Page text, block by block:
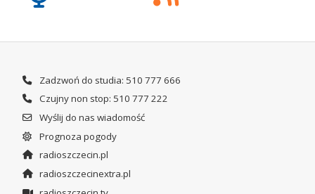
Zadzwoń do studia: 510 777 666
Czujny non stop: 510 777 222
Wyślij do nas wiadomość
Prognoza pogody
radioszczecin.pl
radioszczecinextra.pl